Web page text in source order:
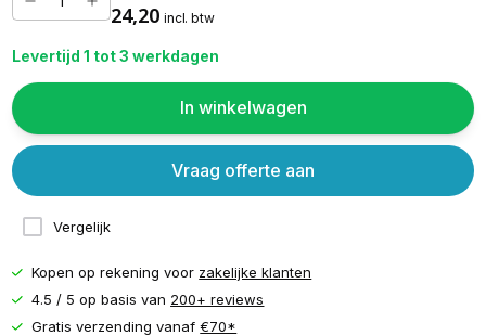
24,20 incl. btw
Levertijd 1 tot 3 werkdagen
In winkelwagen
Vergelijk
Vraag offerte aan
Kopen op rekening voor zakelijke klanten
4.5 / 5 op basis van 200+ reviews
Gratis verzending vanaf€70*